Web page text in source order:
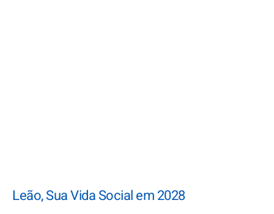
Leão, Sua Vida Social em 2028